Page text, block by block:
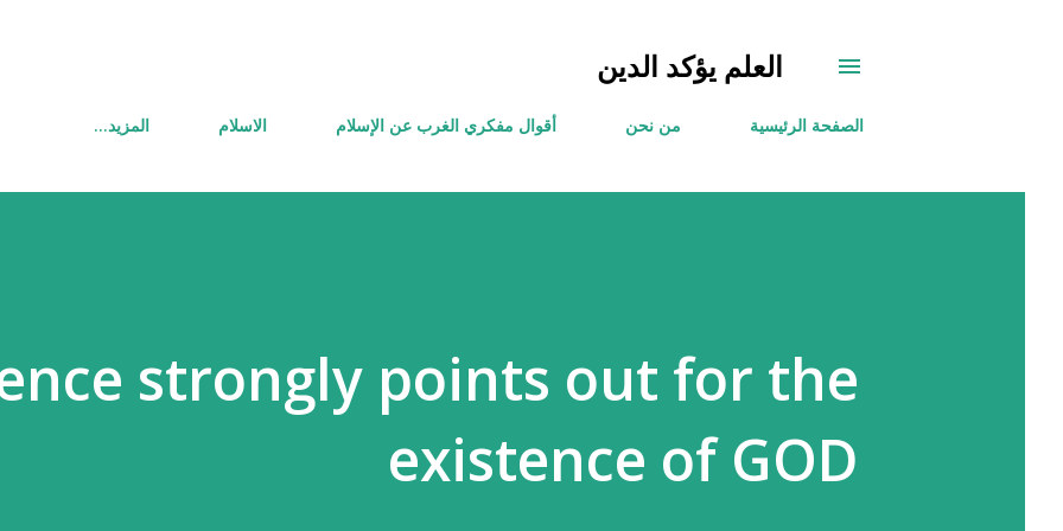
العلم يؤكد الدين
الصفحة الرئيسية من نحن أقوال مفكري الغرب عن الإسلام الاسلام ‏المزيد…
strongly points out for the
existence of GOD